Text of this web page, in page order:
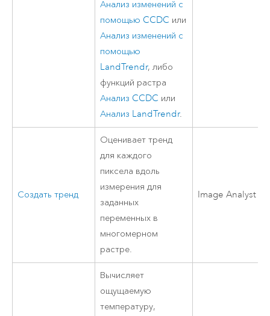
Анализ изменений с
помощью CCDC или
Анализ изменений с
помощью
LandTrendr, либо
функций растра
Анализ CCDC или
Анализ LandTrendr.
Создать тренд
Оценивает тренд
для каждого
пиксела вдоль
измерения для
заданных
переменных в
многомерном
растре.
Image Analyst
Вычисляет
ощущаемую
температуру,